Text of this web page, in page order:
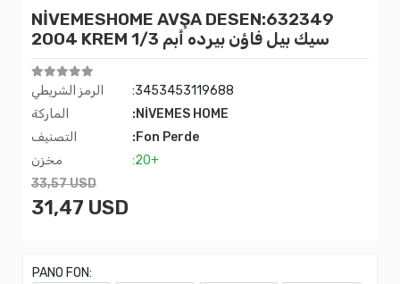
NİVEMESHOME AVŞA DESEN:632349
2004 KREM 1/3 سيك بيل فاؤن بيرده أبم
الرمز الشريطي
:3453453119688
الماركة
:NİVEMES HOME
التصنيف
:Fon Perde
مخزن
:20+
33,57 USD
31,47 USD
PANO FON: